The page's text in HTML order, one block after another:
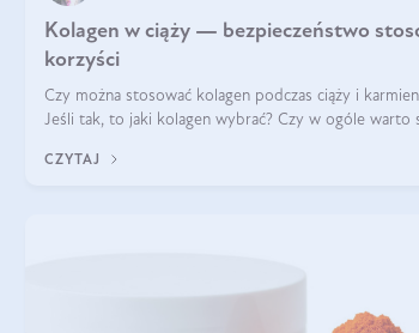
Kolagen w ciąży — bezpieczeństwo
korzyści
Czy można stosować kolagen podczas ciąży i
Jeśli tak, to jaki kolagen wybrać? Czy w ogóle warto
CZYTAJ